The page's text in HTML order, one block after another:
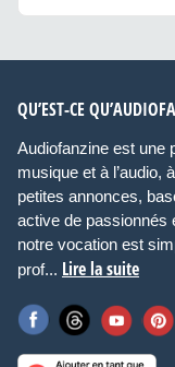
QU’EST-CE
Audiofanzine est une
musique et à l’audio,
petites annonces,
active de passionnés
notre vocation est
prof... Lire la suite